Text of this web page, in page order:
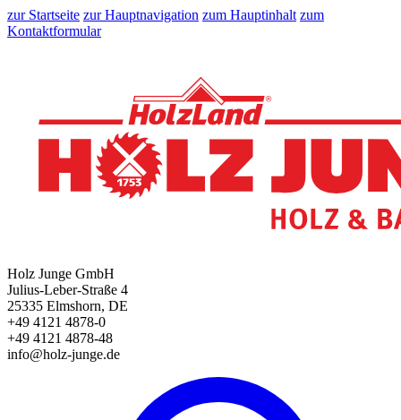
zur Startseite zur Hauptnavigation zum Hauptinhalt zum
Kontaktformular
Holz Junge GmbH
Julius-Leber-Straße 4
25335 Elmshorn, DE
+49 4121 4878-0
+49 4121 4878-48
info@holz-junge.de